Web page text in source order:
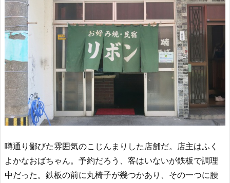
噂通り鄙びた雰囲気のこじんまりした店舗だ。店主はふく
よかなおばちゃん。予約だろう、客はいないが鉄板で調理
中だった。鉄板の前に丸椅子が幾つかあり、その一つに腰